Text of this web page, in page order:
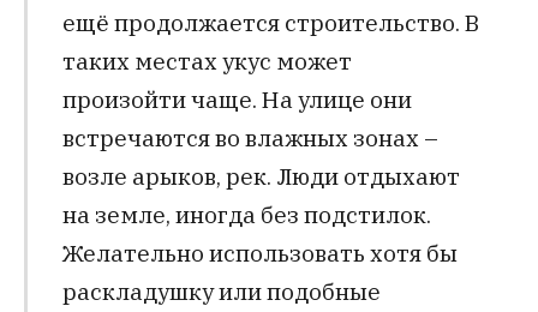
ещё продолжается строительство. В
таких местах укус может
произойти чаще. На улице они
встречаются во влажных зонах –
возле арыков, рек. Люди отдыхают
на земле, иногда без подстилок.
Желательно использовать хотя бы
раскладушку или подобные